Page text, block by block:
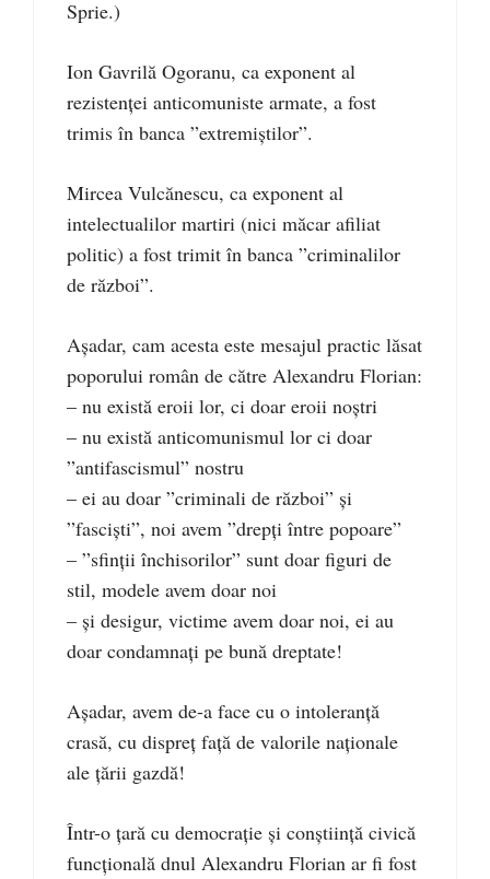
Sprie.)
Ion Gavrilă Ogoranu, ca exponent al
rezistenței anticomuniste armate, a fost
trimis în banca ”extremiștilor”.
Mircea Vulcănescu, ca exponent al
intelectualilor martiri (nici măcar afiliat
politic) a fost trimit în banca ”criminalilor
de război”.
Așadar, cam acesta este mesajul practic lăsat
poporului român de către Alexandru Florian:
– nu există eroii lor, ci doar eroii noștri
– nu există anticomunismul lor ci doar
”antifascismul” nostru
– ei au doar ”criminali de război” și
”fasciști”, noi avem ”drepți între popoare”
– ”sfinții închisorilor” sunt doar figuri de
stil, modele avem doar noi
– și desigur, victime avem doar noi, ei au
doar condamnați pe bună dreptate!
Așadar, avem de-a face cu o intoleranță
crasă, cu dispreț față de valorile naționale
ale țării gazdă!
Într-o țară cu democrație și conștiință civică
funcțională dnul Alexandru Florian ar fi fost